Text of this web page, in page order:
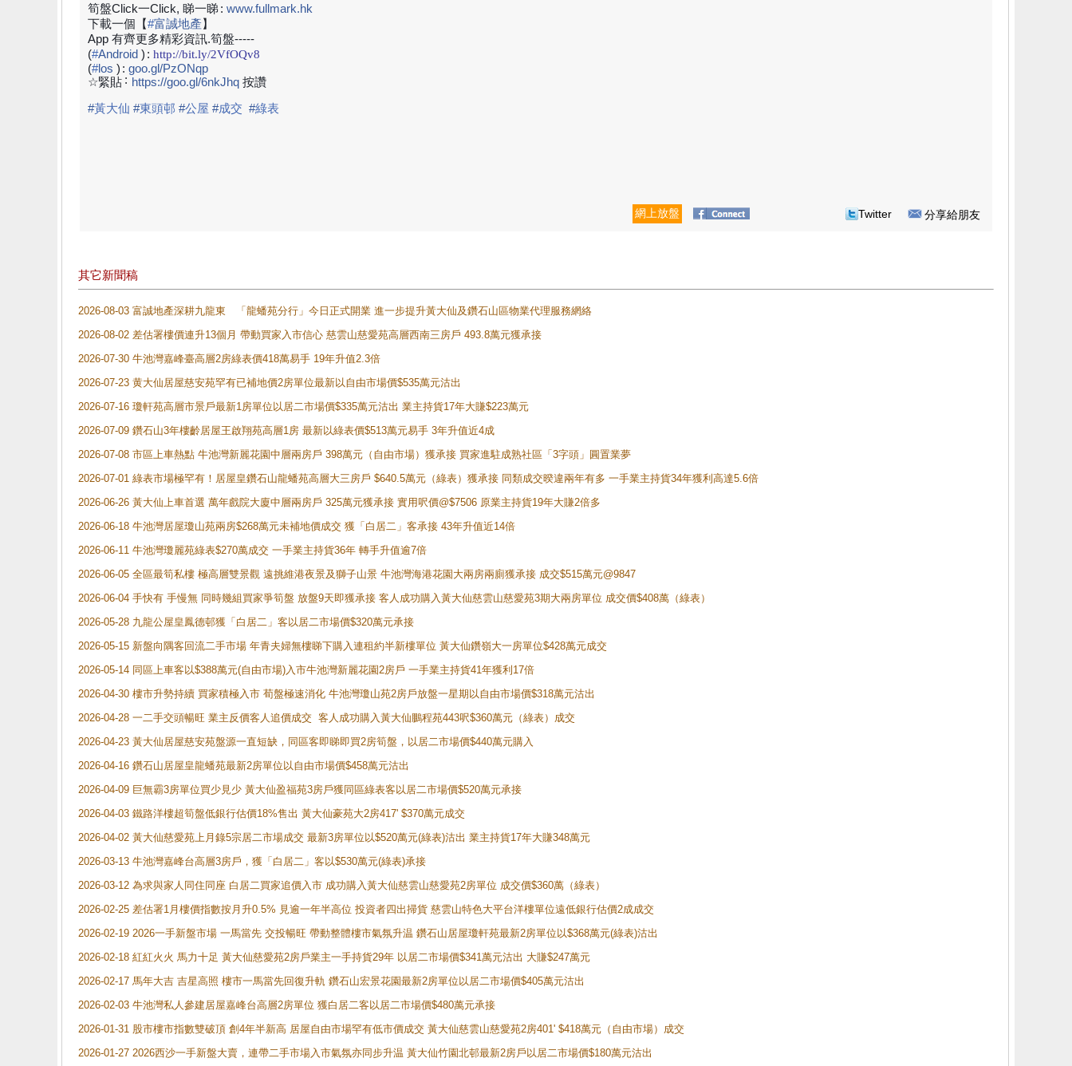
筍盤Click一Click, 睇一睇: www.fullmark.hk
下載一個【#富誠地產】
App 有齊更多精彩資訊.筍盤-----
(#Android ) : http://bit.ly/2VfOQv8
(#los ) : goo.gl/PzONqp
☆緊貼 :https://goo.gl/6nkJhq 按讚
#黃大仙 #東頭邨 #公屋 #成交 #綠表
網上放盤 Twitter 分享給朋友
其它新聞稿
2026-08-03 富誠地產深耕九龍東 「龍蟠苑分行」今日正式開業 進一步提升黃大仙及鑽石山區物業代理服務網絡
2026-08-02 差估署樓價連升13個月 帶動買家入市信心 慈雲山慈愛苑高層西南三房戶 493.8萬元獲承接
2026-07-30 牛池灣嘉峰臺高層2房綠表價418萬易手 19年升值2.3倍
2026-07-23 黄大仙居屋慈安苑罕有已補地價2房單位最新以自由市場價$535萬元沽出
2026-07-16 瓊軒苑高層市景戶最新1房單位以居二市場價$335萬元沽出 業主持貨17年大賺$223萬元
2026-07-09 鑽石山3年樓齡居屋王啟翔苑高層1房 最新以綠表價$513萬元易手 3年升值近4成
2026-07-08 市區上車熱點 牛池灣新麗花園中層兩房戶 398萬元（自由市場）獲承接 買家進駐成熟社區「3字頭」圓置業夢
2026-07-01 綠表市場極罕有！居屋皇鑽石山龍蟠苑高層大三房戶 $640.5萬元（綠表）獲承接 同類成交暌違兩年有多 一手業主持貨34年獲利高達5.6倍
2026-06-26 黃大仙上車首選 萬年戲院大廈中層兩房戶 325萬元獲承接 實用呎價@$7506 原業主持貨19年大賺2倍多
2026-06-18 牛池灣居屋瓊山苑兩房$268萬元未補地價成交 獲「白居二」客承接 43年升值近14倍
2026-06-11 牛池灣瓊麗苑綠表$270萬成交 一手業主持貨36年 轉手升值逾7倍
2026-06-05 全區最筍私樓 極高層雙景觀 遠挑維港夜景及獅子山景 牛池灣海港花園大兩房兩廁獲承接 成交$515萬元@9847
2026-06-04 手快有 手慢無 同時幾組買家爭筍盤 放盤9天即獲承接 客人成功購入黃大仙慈雲山慈愛苑3期大兩房單位 成交價$408萬（綠表）
2026-05-28 九龍公屋皇鳳德邨獲「白居二」客以居二市場價$320萬元承接
2026-05-15 新盤向隅客回流二手市場 年青夫婦無樓睇下購入連租約半新樓單位 黃大仙鑽嶺大一房單位$428萬元成交
2026-05-14 同區上車客以$388萬元(自由市場)入市牛池灣新麗花園2房戶 一手業主持貨41年獲利17倍
2026-04-30 樓市升勢持續 買家積極入市 荀盤極速消化 牛池灣瓊山苑2房戶放盤一星期以自由市場價$318萬元沽出
2026-04-28 一二手交頭暢旺 業主反價客人追價成交 客人成功購入黃大仙鵬程苑443呎$360萬元（綠表）成交
2026-04-23 黃大仙居屋慈安苑盤源一直短缺，同區客即睇即買2房筍盤，以居二市場價$440萬元購入
2026-04-16 鑽石山居屋皇龍蟠苑最新2房單位以自由市場價$458萬元沽出
2026-04-09 巨無霸3房單位買少見少 黃大仙盈福苑3房戶獲同區綠表客以居二市場價$520萬元承接
2026-04-03 鐵路洋樓超筍盤低銀行估價18%售出 黃大仙豪苑大2房417' $370萬元成交
2026-04-02 黃大仙慈愛苑上月錄5宗居二市場成交 最新3房單位以$520萬元(綠表)沽出 業主持貨17年大賺348萬元
2026-03-13 牛池灣嘉峰台高層3房戶，獲「白居二」客以$530萬元(綠表)承接
2026-03-12 為求與家人同住同座 白居二買家追價入市 成功購入黃大仙慈雲山慈愛苑2房單位 成交價$360萬（綠表）
2026-02-25 差估署1月樓價指數按月升0.5% 見逾一年半高位 投資者四出掃貨 慈雲山特色大平台洋樓單位遠低銀行估價2成成交
2026-02-19 2026一手新盤市場 一馬當先 交投暢旺 帶動整體樓市氣氛升温 鑽石山居屋瓊軒苑最新2房單位以$368萬元(綠表)沽出
2026-02-18 紅紅火火 馬力十足 黃大仙慈愛苑2房戶業主一手持貨29年 以居二市場價$341萬元沽出 大賺$247萬元
2026-02-17 馬年大吉 吉星高照 樓市一馬當先回復升軌 鑽石山宏景花園最新2房單位以居二市場價$405萬元沽出
2026-02-03 牛池灣私人參建居屋嘉峰台高層2房單位 獲白居二客以居二市場價$480萬元承接
2026-01-31 股市樓市指數雙破頂 創4年半新高 居屋自由市場罕有低市價成交 黃大仙慈雲山慈愛苑2房401' $418萬元（自由市場）成交
2026-01-27 2026西沙一手新盤大賣，連帶二手市場入市氣氛亦同步升温 黃大仙竹園北邨最新2房戶以居二市場價$180萬元沽出